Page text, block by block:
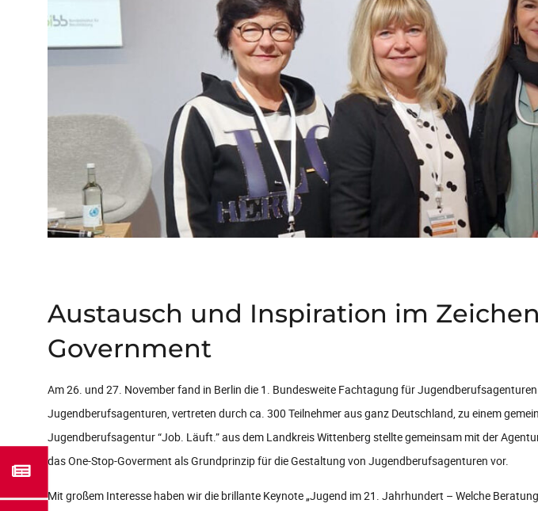
Austausch und Inspiration im
Government
Am 26. und 27. November fand in Berlin die 1. Bundesweite Fachtagung für
Jugendberufsagenturen, vertreten durch ca. 300 Teilnehmer aus ganz Deutschland, zu einem
Jugendberufsagentur “Job. Läuft.” aus dem Landkreis Wittenberg stellte gemeinsam mit der
das One-Stop-Goverment als Grundprinzip für die Gestaltung von Jugendberufsagenturen vor.
Mit großem Interesse haben wir die brillante Keynote „Jugend im 21. Jahrhundert – Welche